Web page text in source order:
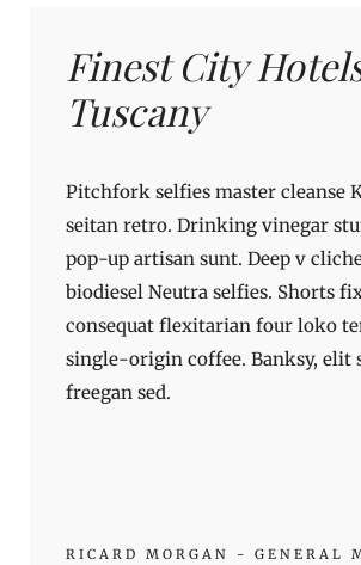
Finest City
Tuscany
Pitchfork selfies master cleanse
seitan retro. Drinking vinegar
pop-up artisan sunt. Deep v
biodiesel Neutra selfies. Shorts
consequat flexitarian four loko
single-origin coffee. Banksy, elit
freegan sed.
RICARD MORGAN - GENERAL